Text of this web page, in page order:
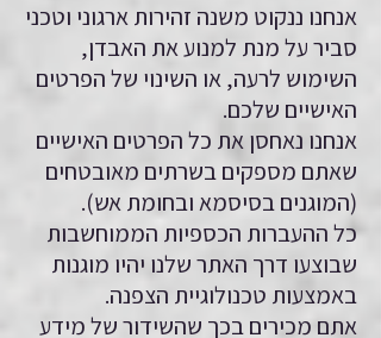
אנחנו ננקוט משנה זהירות ארגוני וטכני
סביר על מנת למנוע את האבדן,
השימוש לרעה, או השינוי של הפרטים
האישיים שלכם.
אנחנו נאחסן את כל הפרטים האישיים
שאתם מספקים בשרתים מאובטחים
(המוגנים בסיסמא ובחומת אש).
כל ההעברות הכספיות הממוחשבות
שבוצעו דרך האתר שלנו יהיו מוגנות
באמצעות טכנולוגיית הצפנה.
אתם מכירים בכך שהשידור של מידע